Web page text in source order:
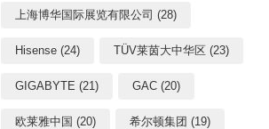
上海博华国际展览有限公司 (28)
Hisense (24) TÜV莱茵大中华区 (23)
GIGABYTE (21) GAC (20)
欧莱雅中国 (20) 希尔顿集团 (19)